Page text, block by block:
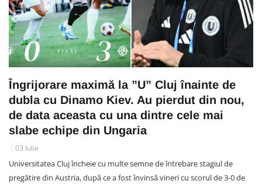
Îngrijorare maximă la ”U” Cluj înainte de
dubla cu Dinamo Kiev. Au pierdut din nou,
de data aceasta cu una dintre cele mai
slabe echipe din Ungaria
03 Iulie
Universitatea Cluj încheie cu multe semne de întrebare stagiul de
pregătire din Austria, după ce a fost învinsă vineri cu scorul de 3-0 de